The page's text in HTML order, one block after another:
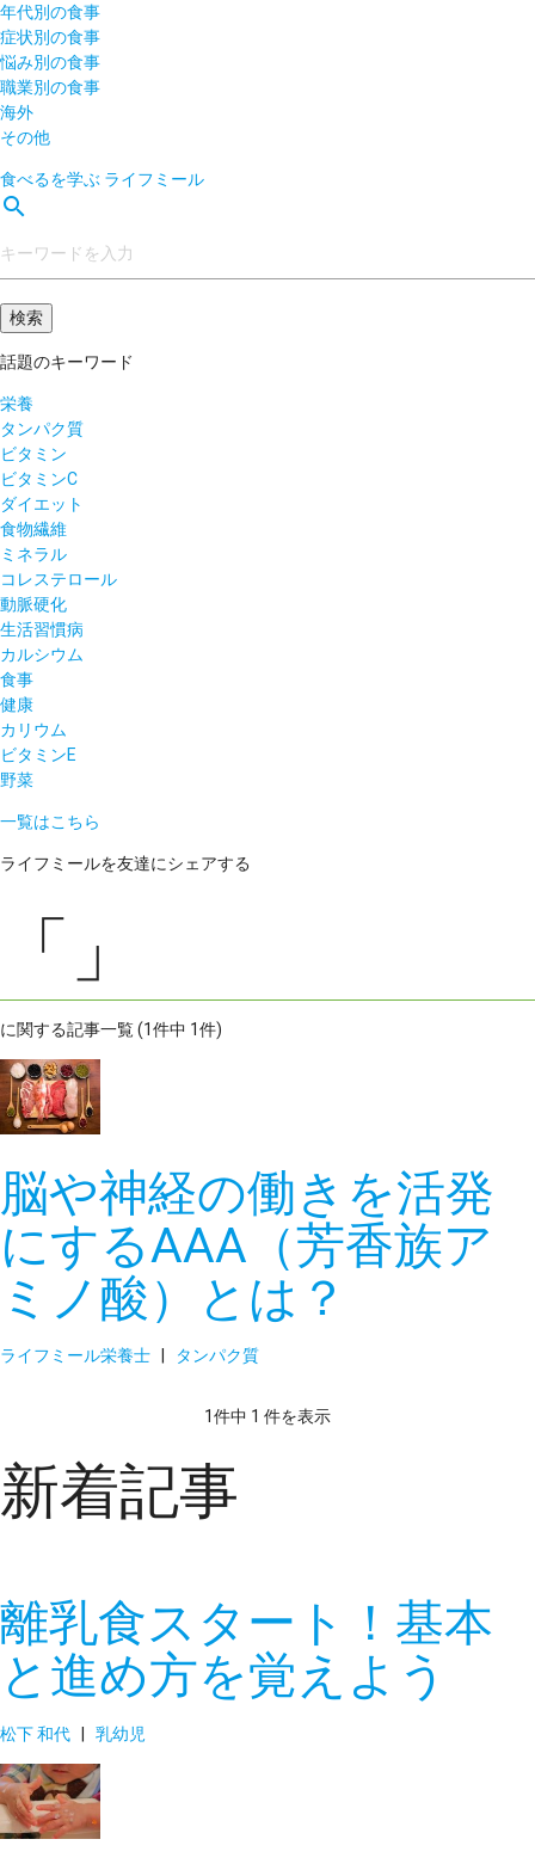
年代別の食事
症状別の食事
悩み別の食事
職業別の食事
海外
その他
食べるを学ぶ ライフミール
search
話題のキーワード
栄養
タンパク質
ビタミン
ビタミンC
ダイエット
食物繊維
ミネラル
コレステロール
動脈硬化
生活習慣病
カルシウム
食事
健康
カリウム
ビタミンE
野菜
一覧はこちら
ライフミールを友達にシェアする
「」
に関する記事一覧 (1件中 1件)
脳や神経の働きを活発
にするAAA（芳香族ア
ミノ酸）とは？
ライフミール栄養士 | タンパク質
1件中 1 件を表示
新着記事
離乳食スタート！基本
と進め方を覚えよう
松下 和代 | 乳幼児